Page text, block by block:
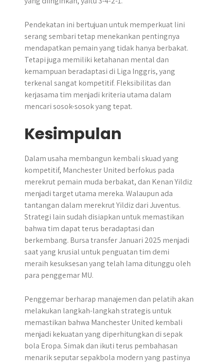
Pendekatan ini bertujuan untuk memperkuat lini
serang sembari tetap menekankan pentingnya
mendapatkan pemain yang tidak hanya berbakat.
Tetapi juga memiliki ketahanan mental dan
kemampuan beradaptasi di Liga Inggris, yang
terkenal sangat kompetitif. Fleksibilitas dan
kerjasama tim menjadi kriteria utama dalam
mencari sosok-sosok yang tepat.
Kesimpulan
​Dalam usaha membangun kembali skuad yang
kompetitif, Manchester United berfokus pada
merekrut pemain muda berbakat, dan Kenan Yildiz
menjadi target utama mereka. Walaupun ada
tantangan dalam merekrut Yildiz dari Juventus.
Strategi lain sudah disiapkan untuk memastikan
bahwa tim dapat terus beradaptasi dan
berkembang. Bursa transfer Januari 2025 menjadi
saat yang krusial untuk penguatan tim demi
meraih kesuksesan yang telah lama ditunggu oleh
para penggemar MU.
Penggemar berharap manajemen dan pelatih akan
melakukan langkah-langkah strategis untuk
memastikan bahwa Manchester United kembali
menjadi kekuatan yang diperhitungkan di sepak
bola Eropa. Simak dan ikuti terus pembahasan
menarik seputar sepakbola modern yang pastinya